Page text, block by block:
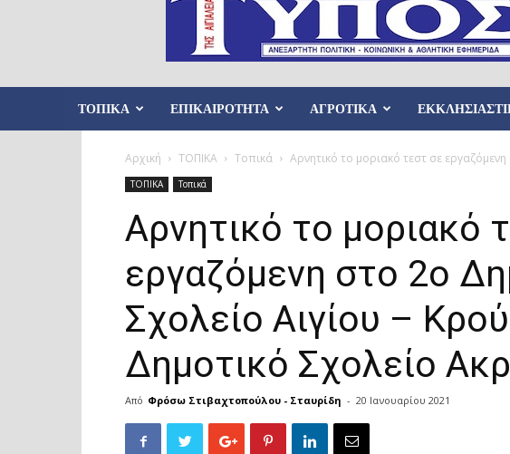
ΤΟΠΙΚΑ ΕΠΙΚΑΙΡΟΤΗΤΑ ΑΓΡΟΤΙΚΑ
Αρχική ΤΟΠΙΚΑ Τοπικά Αρνητικό το μοριακό τεστ σε
ΤΟΠΙΚΑ Τοπικά
Αρνητικό το μοριακό
εργαζόμενη στο 2ο
Σχολείο Αιγίου –
Δημοτικό Σχολείο
Από Φρόσω Στιβαχτοπούλου - Σταυρίδη - 20 Ιανουαρίου 2021